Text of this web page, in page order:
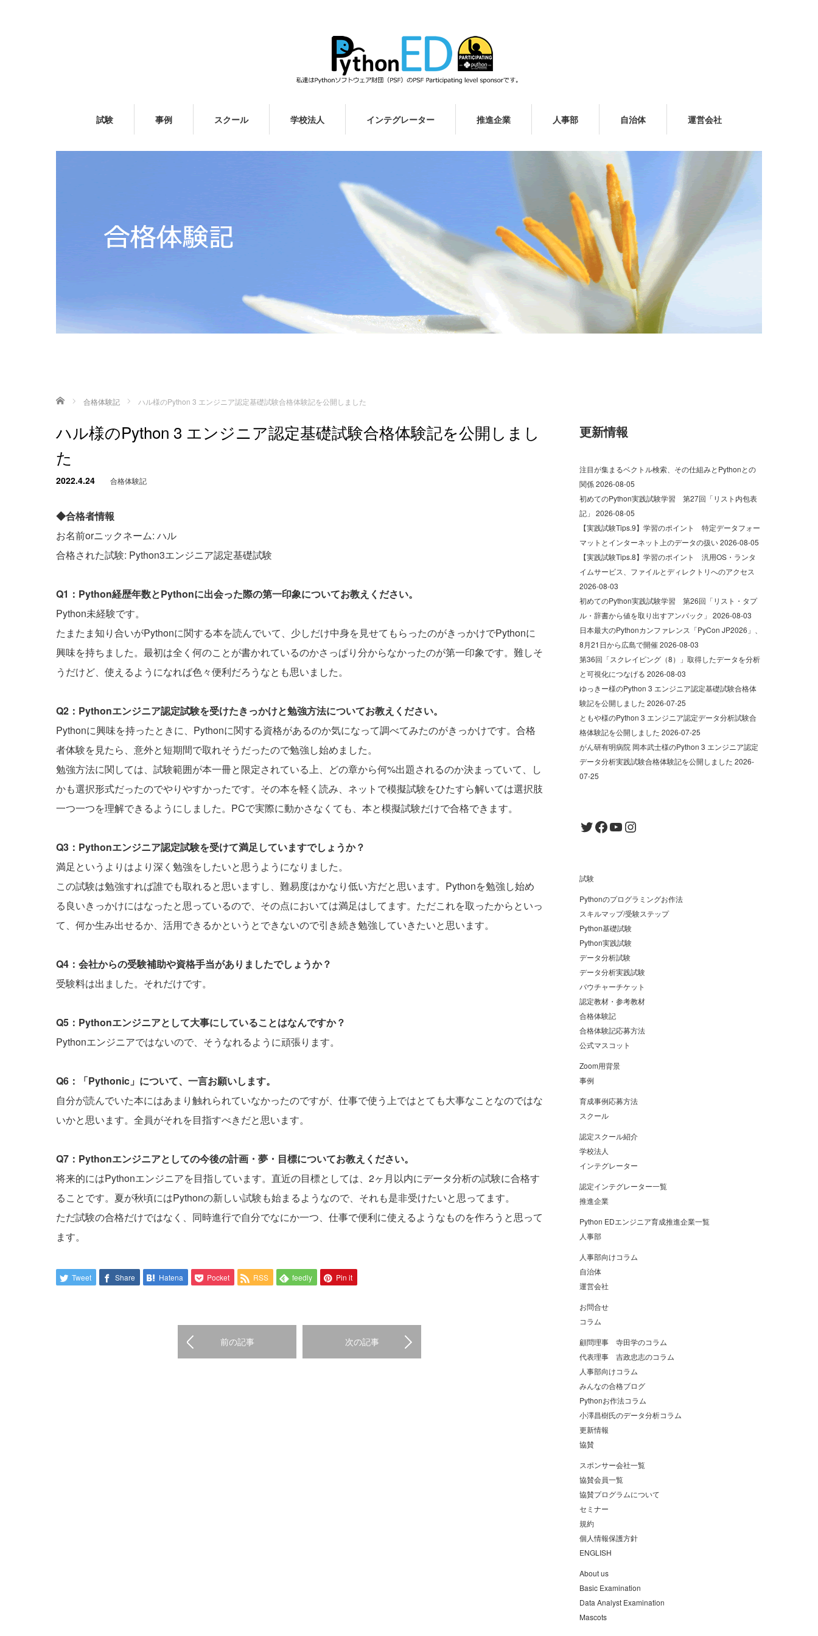
試験 事例 スクール 学校法人 インテグレーター 推進企業 人事部 自治体 運営会社
ホーム 合格体験記 ハル様のPython 3 エンジニア認定基礎試験合格体験記を公開しました
ハル様のPython 3 エンジニア認定基礎試験合格体験記を公開しまし
た
2022.4.24 合格体験記
◆合格者情報
お名前orニックネーム: ハル
合格された試験: Python3エンジニア認定基礎試験
Q1：Python経歴年数とPythonに出会った際の第一印象についてお教えください。
Python未経験です。
たまたま知り合いがPythonに関する本を読んでいて、少しだけ中身を見せてもらったのがきっかけでPythonに
興味を持ちました。最初は全く何のことが書かれているのかさっぱり分からなかったのが第一印象です。難しそ
うだけど、使えるようになれば色々便利だろうなとも思いました。
Q2：Pythonエンジニア認定試験を受けたきっかけと勉強方法についてお教えください。
Pythonに興味を持ったときに、Pythonに関する資格があるのか気になって調べてみたのがきっかけです。合格
者体験を見たら、意外と短期間で取れそうだったので勉強し始めました。
勉強方法に関しては、試験範囲が本一冊と限定されている上、どの章から何%出題されるのか決まっていて、し
かも選択形式だったのでやりやすかったです。その本を軽く読み、ネットで模擬試験をひたすら解いては選択肢
一つ一つを理解できるようにしました。PCで実際に動かさなくても、本と模擬試験だけで合格できます。
Q3：Pythonエンジニア認定試験を受けて満足していますでしょうか？
満足というよりはより深く勉強をしたいと思うようになりました。
この試験は勉強すれば誰でも取れると思いますし、難易度はかなり低い方だと思います。Pythonを勉強し始め
る良いきっかけにはなったと思っているので、その点においては満足はしてます。ただこれを取ったからといっ
て、何か生み出せるか、活用できるかというとできないので引き続き勉強していきたいと思います。
Q4：会社からの受験補助や資格手当がありましたでしょうか？
受験料は出ました。それだけです。
Q5：Pythonエンジニアとして大事にしていることはなんですか？
Pythonエンジニアではないので、そうなれるように頑張ります。
Q6：「Pythonic」について、一言お願いします。
自分が読んでいた本にはあまり触れられていなかったのですが、仕事で使う上ではとても大事なことなのではな
いかと思います。全員がそれを目指すべきだと思います。
Q7：Pythonエンジニアとしての今後の計画・夢・目標についてお教えください。
将来的にはPythonエンジニアを目指しています。直近の目標としては、2ヶ月以内にデータ分析の試験に合格す
ることです。夏が秋頃にはPythonの新しい試験も始まるようなので、それも是非受けたいと思ってます。
ただ試験の合格だけではなく、同時進行で自分でなにか一つ、仕事で便利に使えるようなものを作ろうと思って
ます。
Tweet Share Hatena Pocket RSS feedly Pin it
前の記事 次の記事
更新情報
注目が集まるベクトル検索、その仕組みとPythonとの
関係2026-08-05
初めてのPython実践試験学習 第27回「リスト内包表
記」 2026-08-05
【実践試験Tips.9】学習のポイント 特定データフォー
マットとインターネット上のデータの扱い2026-08-05
【実践試験Tips.8】学習のポイント 汎用OS・ランタ
イムサービス、ファイルとディレクトリへのアクセス
2026-08-03
初めてのPython実践試験学習 第26回「リスト・タプ
ル・辞書から値を取り出すアンパック」 2026-08-03
日本最大のPythonカンファレンス「PyCon JP2026」、
8月21日から広島で開催2026-08-03
第36回「スクレイピング（8）」取得したデータを分析
と可視化につなげる 2026-08-03
ゆっきー様のPython 3 エンジニア認定基礎試験合格体
験記を公開しました 2026-07-25
ともや様のPython 3 エンジニア認定データ分析試験合
格体験記を公開しました 2026-07-25
がん研有明病院 岡本武士様のPython 3 エンジニア認定
データ分析実践試験合格体験記を公開しました 2026-
07-25
Twitter
Facebook
YouTube
Instagram
試験
Pythonのプログラミングお作法
スキルマップ/受験ステップ
Python基礎試験
Python実践試験
データ分析試験
データ分析実践試験
バウチャーチケット
認定教材・参考教材
合格体験記
合格体験記応募方法
公式マスコット
Zoom用背景
事例
育成事例応募方法
スクール
認定スクール紹介
学校法人
インテグレーター
認定インテグレーター一覧
推進企業
Python EDエンジニア育成推進企業一覧
人事部
人事部向けコラム
自治体
運営会社
お問合せ
コラム
顧問理事 寺田学のコラム
代表理事 吉政忠志のコラム
人事部向けコラム
みんなの合格ブログ
Pythonお作法コラム
小澤昌樹氏のデータ分析コラム
更新情報
協賛
スポンサー会社一覧
協賛会員一覧
協賛プログラムについて
セミナー
規約
個人情報保護方針
ENGLISH
About us
Basic Examination
Data Analyst Examination
Mascots